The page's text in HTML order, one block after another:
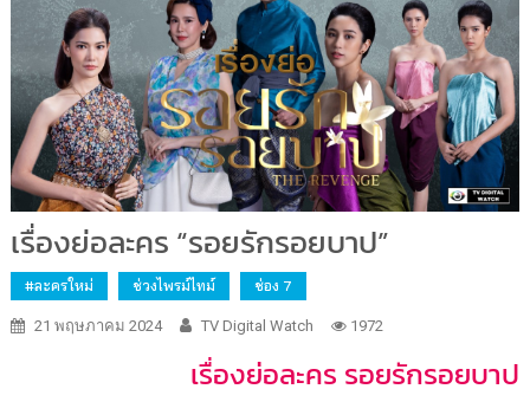
เรื่องย่อละคร “รอยรักรอยบาป”
#ละครใหม่ ช่วงไพรม์ไทม์ ช่อง 7
21 พฤษภาคม 2024 TV Digital Watch 1972
เรื่องย่อละคร รอยรักรอยบาป